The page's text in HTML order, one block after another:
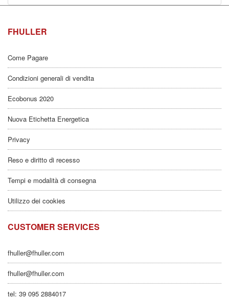
FHULLER
Come Pagare
Condizioni generali di vendita
Ecobonus 2020
Nuova Etichetta Energetica
Privacy
Reso e diritto di recesso
Tempi e modalità di consegna
Utilizzo dei cookies
CUSTOMER SERVICES
fhuller@fhuller.com
fhuller@fhuller.com
tel: 39 095 2884017